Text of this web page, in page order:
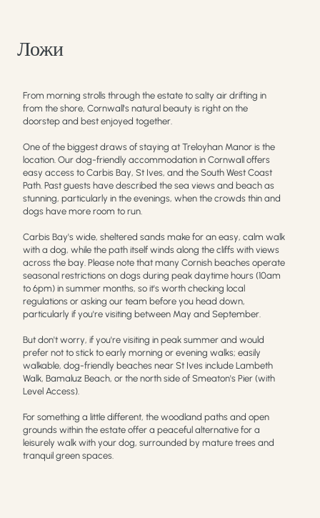
Ложи
From morning strolls through the estate to salty air drifting in
from the shore, Cornwall's natural beauty is right on the
doorstep and best enjoyed together.
One of the biggest draws of staying at Treloyhan Manor is the
location. Our dog-friendly accommodation in Cornwall offers
easy access to Carbis Bay, St Ives, and the South West Coast
Path. Past guests have described the sea views and beach as
stunning, particularly in the evenings, when the crowds thin and
dogs have more room to run.
Carbis Bay's wide, sheltered sands make for an easy, calm walk
with a dog, while the path itself winds along the cliffs with views
across the bay. Please note that many Cornish beaches operate
seasonal restrictions on dogs during peak daytime hours (10am
to 6pm) in summer months, so it's worth checking local
regulations or asking our team before you head down,
particularly if you're visiting between May and September.
But don't worry, if you're visiting in peak summer and would
prefer not to stick to early morning or evening walks; easily
walkable, dog-friendly beaches near St Ives include Lambeth
Walk, Bamaluz Beach, or the north side of Smeaton's Pier (with
Level Access).
For something a little different, the woodland paths and open
grounds within the estate offer a peaceful alternative for a
leisurely walk with your dog, surrounded by mature trees and
tranquil green spaces.